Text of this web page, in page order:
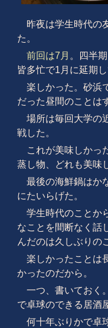
昨夜は学生時代の
た。
前回は7月 。四半
皆多忙で1月に延期し
楽しかった。砂浜
だった昼間のことは
場所は毎回大学の
戦した。
これが美味しかっ
蒸し物、どれも美味
最後の海鮮鍋はか
にたいらげた。
学生時代のことか
なことを間断なく話
んだのは久しぶりの
楽しかったことは
かったのだから。
一つ、書いておく
で卓球のできる居酒
何十年ぶりかで卓